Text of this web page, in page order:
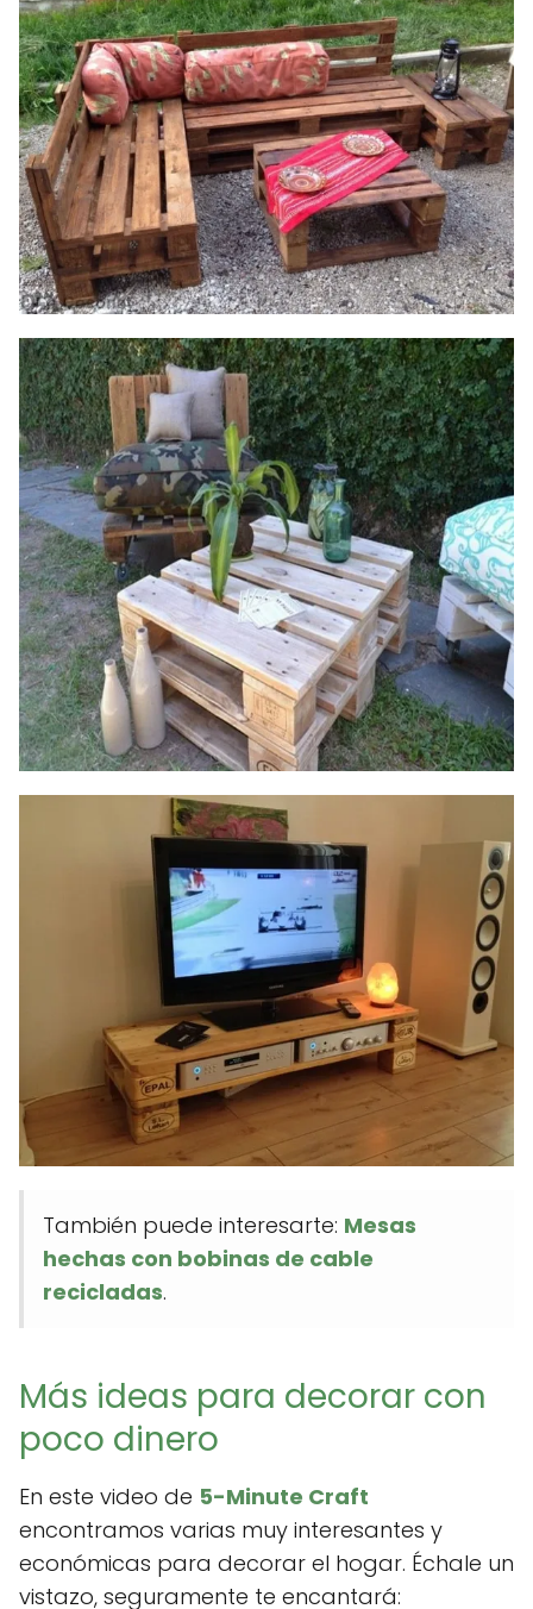
También puede interesarte: Mesas
hechas con bobinas de cable
recicladas.
Más ideas para decorar con
poco dinero
En este video de 5-Minute Craft
encontramos varias muy interesantes y
económicas para decorar el hogar. Échale un
vistazo, seguramente te encantará: